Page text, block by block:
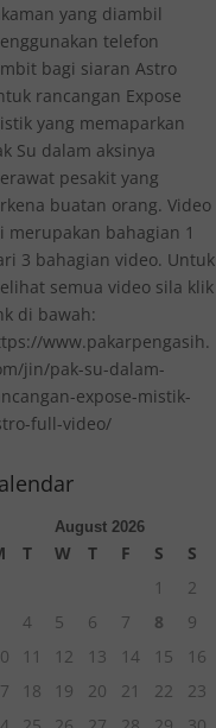
yang diambil
telefon
bagi siaran Astro
rancangan Expose
yang memaparkan
Su dalam aksinya
pesakit yang
buatan orang. Video
merupakan bahagian 1
3 bahagian video. Untuk
semua video sila klik
di bawah:
www.pakarpengasih.
jin/pak-su-dalam-
expose-mistik-
full-video/
August 2026
T W T F S
S
1
2
4 5 6 7 8
9
11 12 13 14 15
16
18 19 20 21 22
23